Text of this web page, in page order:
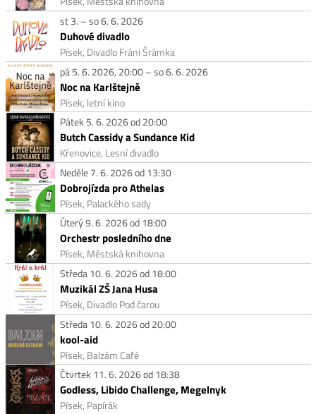
st 3. – so 6. 6. 2026
Duhové divadlo
Písek, Divadlo Fráni Šrámka
pá 5. 6. 2026, 20:00 – so 6. 6. 2026
Noc na Karlštejně
Písek, letní kino
Pátek 5. 6. 2026 od 20:00
Butch Cassidy a Sundance Kid
Křenovice, Lesní divadlo
Neděle 7. 6. 2026 od 13:30
Dobrojízda pro Athelas
Písek, Palackého sady
Úterý 9. 6. 2026 od 18:00
Orchestr posledního dne
Písek, Městská knihovna
Středa 10. 6. 2026 od 18:00
Muzikál ZŠ Jana Husa
Písek, Divadlo Pod čarou
Středa 10. 6. 2026 od 20:00
kool-aid
Písek, Balzám Café
Čtvrtek 11. 6. 2026 od 18:38
Godless, Libido Challenge, Megelnyk
Písek, Papírák